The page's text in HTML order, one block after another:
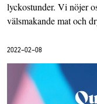
lyckostunder. Vi nöjer
välsmakande mat och
2022-02-08